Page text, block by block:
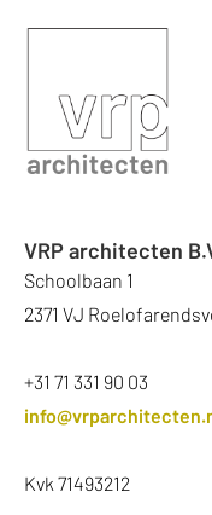
VRP architecten
Schoolbaan 1
2371 VJ
+31 71 331 90 03
Kvk 71493212